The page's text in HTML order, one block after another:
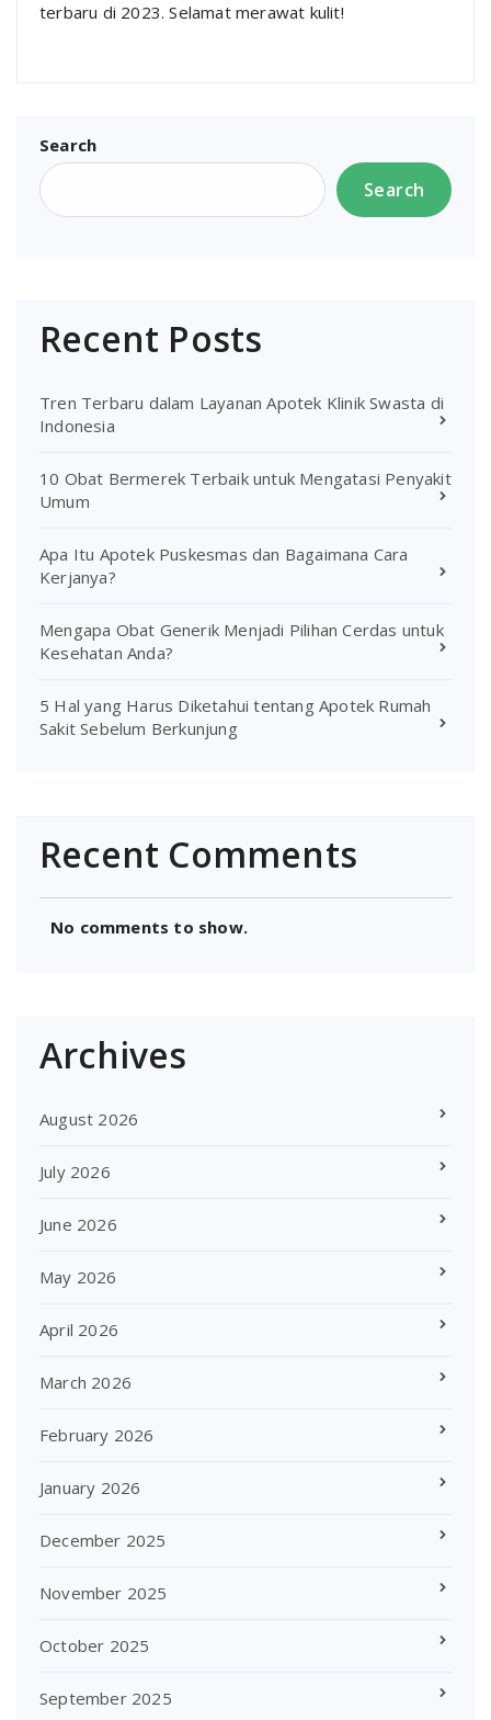
terbaru di 2023. Selamat merawat kulit!
Search
Search
Recent Posts
Tren Terbaru dalam Layanan Apotek Klinik Swasta di
Indonesia
10 Obat Bermerek Terbaik untuk Mengatasi Penyakit
Umum
Apa Itu Apotek Puskesmas dan Bagaimana Cara
Kerjanya?
Mengapa Obat Generik Menjadi Pilihan Cerdas untuk
Kesehatan Anda?
5 Hal yang Harus Diketahui tentang Apotek Rumah
Sakit Sebelum Berkunjung
Recent Comments
No comments to show.
Archives
August 2026
July 2026
June 2026
May 2026
April 2026
March 2026
February 2026
January 2026
December 2025
November 2025
October 2025
September 2025